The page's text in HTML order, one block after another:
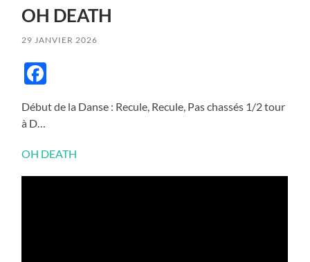
OH DEATH
29 JANVIER 2026
Début de la Danse : Recule, Recule, Pas chassés 1/2 tour
à D…
OH DEATH